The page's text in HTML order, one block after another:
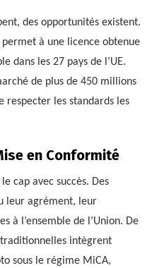
des opportunités existent.
à une licence obtenue
dans les 27 pays de l’UE.
de plus de 450 millions
respecter les standards les
en Conformité
cap avec succès. Des
leur agrément, leur
à l’ensemble de l’Union. De
intègrent
sous le régime MiCA,